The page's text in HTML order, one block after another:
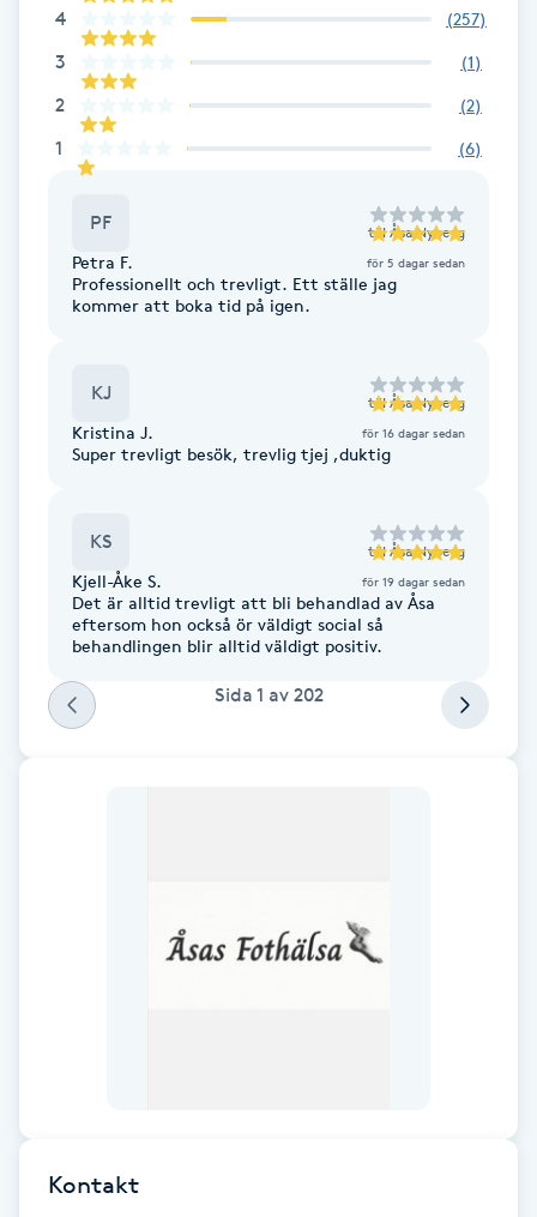
Coachning
Color correction
Cryoterapi
Dermapen
Extensions
Extensions borttagning
Fotmassage
4 (257)
3 (1)
2 (2)
1 (6)
PF till Åsa Nyberg
Petra F. för 5 dagar sedan
Professionellt och trevligt. Ett ställe jag
kommer att boka tid på igen.
KJ till Åsa Nyberg
Kristina J. för 16 dagar sedan
Super trevligt besök, trevlig tjej ,duktig
KS till Åsa Nyberg
Kjell-Åke S. för 19 dagar sedan
Det är alltid trevligt att bli behandlad av Åsa
eftersom hon också ör väldigt social så
behandlingen blir alltid väldigt positiv.
Sida 1 av 202
Kontakt